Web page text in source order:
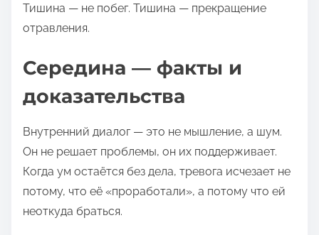
о
й
а
п
с
ь
ю
в
:
Тишина — не побег. Тишина — прекращение
отравления.
Середина — факты и
доказательства
Внутренний диалог — это не мышление, а шум.
Он не решает проблемы, он их поддерживает.
Когда ум остаётся без дела, тревога исчезает не
потому, что её «проработали», а потому что ей
неоткуда браться.